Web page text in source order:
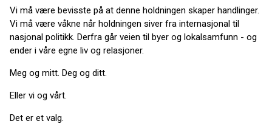
Vi må være bevisste på at denne holdningen skaper handlinger.
Vi må være våkne når holdningen siver fra internasjonal til
nasjonal politikk. Derfra går veien til byer og lokalsamfunn - og
ender i våre egne liv og relasjoner.
Meg og mitt. Deg og ditt.
Eller vi og vårt.
Det er et valg.